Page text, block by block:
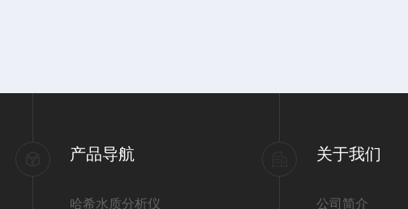
产品导航
哈希水质分析仪
关于我们
公司简介